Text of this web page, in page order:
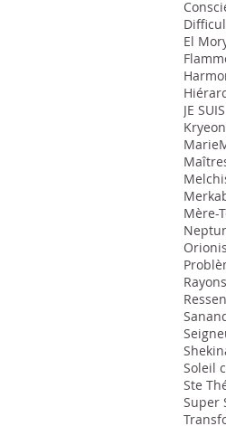
El
JE
Kryeon
Marie
Mère-
Orionis
Soleil
Ste
Super